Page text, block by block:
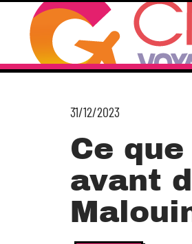
31/12/2023
Ce
avant